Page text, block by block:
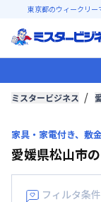
東京都のウィークリ
ミスタービジネス
家具・家電付き、敷
愛媛県松山市
フィルタ条